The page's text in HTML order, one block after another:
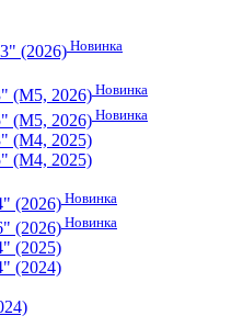
(2026) Новинка
(M5, 2026) Новинка
(M5, 2026) Новинка
(M4, 2025)
(M4, 2025)
(2026) Новинка
(2026) Новинка
(2025)
(2024)